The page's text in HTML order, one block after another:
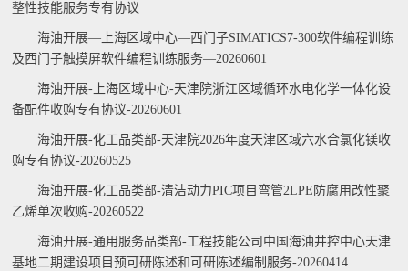
整性技能服务专有协议
海油开展—上海区域中心—西门子SIMATICS7-300软件编程训练
及西门子触摸屏软件编程训练服务—20260601
海油开展-上海区域中心-天津院浙江区域循环水电化学一体化设
备配件收购专有协议-20260601
海油开展-化工品类部-天津院2026年度天津区域六水合氯化镁收
购专有协议-20260525
海油开展-化工品类部-清洁动力PIC项目弯管2LPE防腐用改性聚
乙烯单次收购-20260522
海油开展-通用服务品类部-工程技能公司中国海油井控中心天津
基地二期建设项目预可研陈述和可研陈述编制服务-20260414